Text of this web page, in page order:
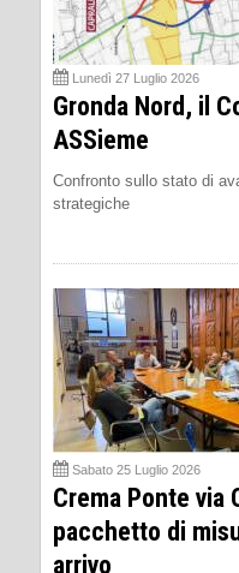
Lunedì 27 Luglio 2026
Gronda Nord, il
ASSieme
Confronto sullo stato di
strategiche
Sabato 25 Luglio 2026
Crema Ponte via
pacchetto di
arrivo